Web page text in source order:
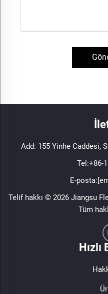
Add: 155 Yinhe Caddesi,
Tel:+86-
E-posta:
Telif hakkı © 2026 Jiangsu
Tüm
Hızlı